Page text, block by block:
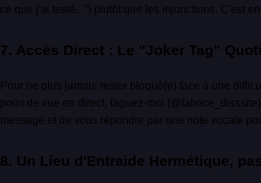
ce que j'ai testé...") plutôt que les injonctions. C'est
7. Accès Direct : Le "Joker Tag"
Pour ne plus jamais rester bloqué(e) face à une
point de vue en direct, taguez-moi
message et de vous répondre par une note vocale
8. Un Lieu d'Entraide Hermétique,